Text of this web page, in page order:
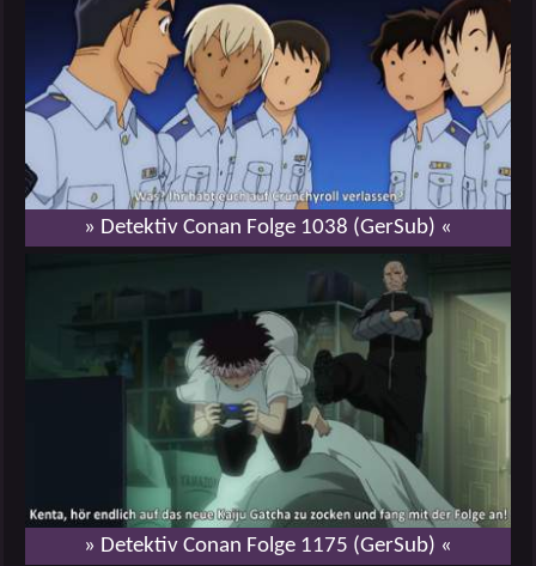
» Detektiv Conan Folge 1038 (GerSub) «
» Detektiv Conan Folge 1175 (GerSub) «